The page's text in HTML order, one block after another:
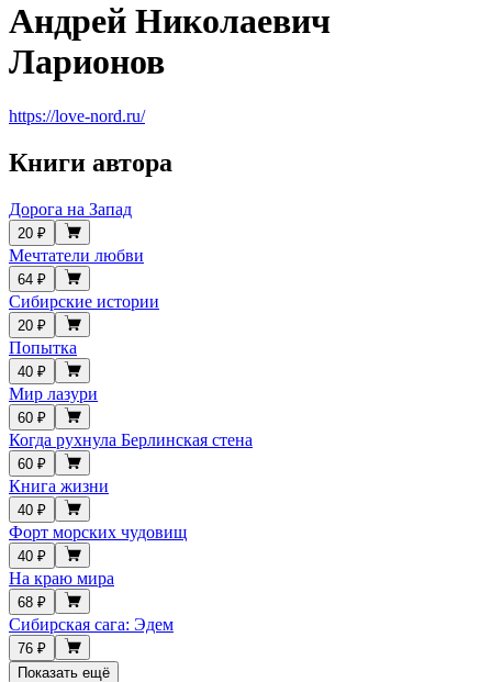
Андрей Николаевич
Ларионов
https://love-nord.ru/
Книги автора
Дорога на Запад
20 ₽
Мечтатели любви
64 ₽
Сибирские истории
20 ₽
Попытка
40 ₽
Мир лазури
60 ₽
Когда рухнула Берлинская стена
60 ₽
Книга жизни
40 ₽
Форт морских чудовищ
40 ₽
На краю мира
68 ₽
Сибирская сага: Эдем
76 ₽
Показать ещё